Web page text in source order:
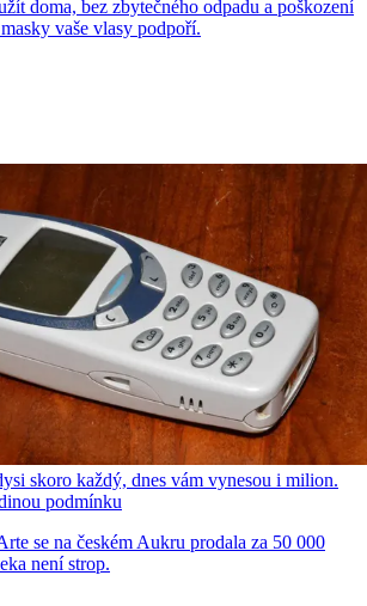
doma, bez zbytečného odpadu a poškození
vaše vlasy podpoří.
skoro každý, dnes vám vynesou i milion.
podmínku
se na českém Aukru prodala za 50 000
není strop.